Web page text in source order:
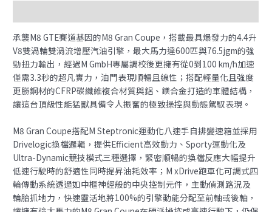
承襲M8 GTE賽道基因的M8 Gran Coupe，搭載最具爆發力的4.4升
V8雙渦輪雙渦流增壓汽油引擎，最大馬力達600匹與76.5jgm的強
勁扭力輸出，經過M GmbH專屬調校後更擁有從0到100 km/h加速
僅需3.3秒的超凡實力，油門表現順暢且線性；搭配輕量化且強度
更勝鋼材的CFRP碳纖維複合材質與鋁、鎂合金打造的車體結構，
讓這台頂級性能猛獸具備令人振奮的極致操控與動態駕馭表現。
M8 Gran Coupe搭配M Steptronic運動化八速手自排變速箱並採用
Drivelogic換檔邏輯，提供Efficient高效動力、Sporty運動化及
Ultra-Dynamic競技模式三種選擇，緊密順暢的換檔反應大幅提升
低速行駛時的舒適性同時提昇油耗效率；M xDrive跑車化可調式四
輪傳動系統透過如中樞神經般的中央控制元件，主動偵測路況及
輪胎抓地力，快速靈活地將100%的引擎動能分配至前軸或後軸，